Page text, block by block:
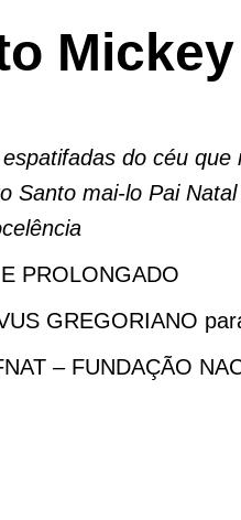
do céu
mai-lo Pai
PROLONGADO
GREGORIANO
– FUNDAÇÃO